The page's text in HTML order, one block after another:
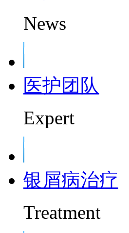
News
医护团队
Expert
银屑病治疗
Treatment